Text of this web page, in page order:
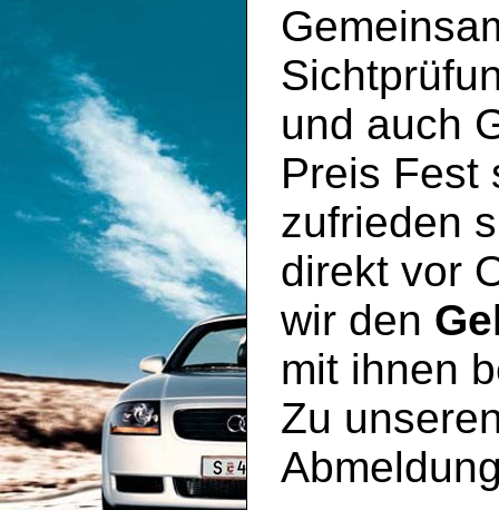
und auch
Preis Fest
zufrieden
direkt vor
wir den
mit ihnen
Zu